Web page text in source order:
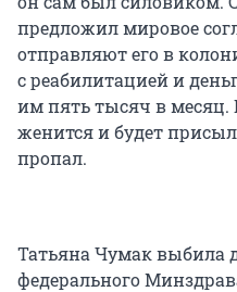
предложил мировое
отправляют его в
с реабилитацией и
им пять тысяч в месяц.
женится и будет
пропал.
Татьяна Чумак выбила
федерального